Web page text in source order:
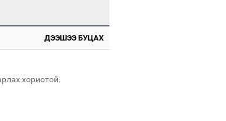
компанитай хамтын
ДЭЭШЭЭ БУЦАХ
хориотой.